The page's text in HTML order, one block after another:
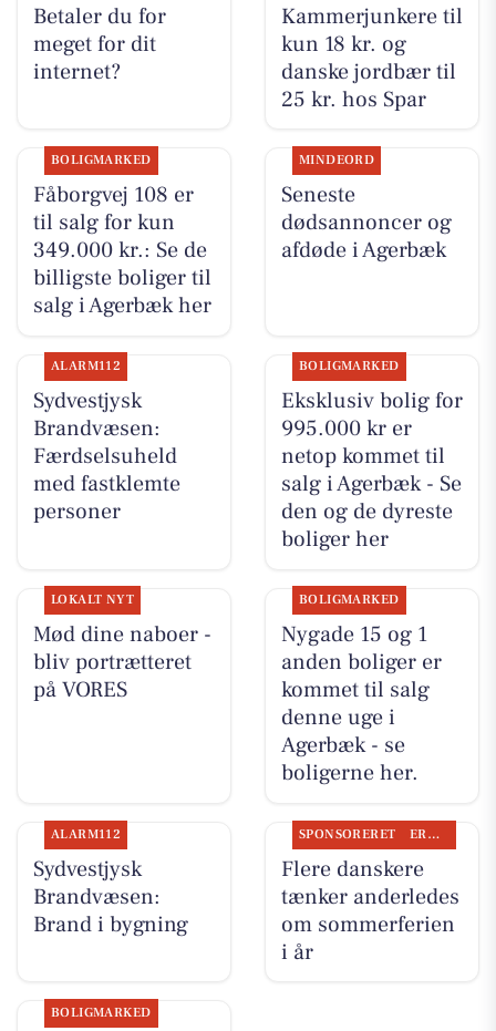
Betaler du for
meget for dit
internet?
Kammerjunkere til
kun 18 kr. og
danske jordbær til
25 kr. hos Spar
BOLIGMARKED
Fåborgvej 108 er
til salg for kun
349.000 kr.: Se de
billigste boliger til
salg i Agerbæk her
MINDEORD
Seneste
dødsannoncer og
afdøde i Agerbæk
ALARM112
Sydvestjysk
Brandvæsen:
Færdselsuheld
med fastklemte
personer
BOLIGMARKED
Eksklusiv bolig for
995.000 kr er
netop kommet til
salg i Agerbæk - Se
den og de dyreste
boliger her
LOKALT NYT
Mød dine naboer -
bliv portrætteret
på VORES
BOLIGMARKED
Nygade 15 og 1
anden boliger er
kommet til salg
denne uge i
Agerbæk - se
boligerne her.
ALARM112
Sydvestjysk
Brandvæsen:
Brand i bygning
SPONSORERET ERHVERV
Flere danskere
tænker anderledes
om sommerferien
i år
BOLIGMARKED